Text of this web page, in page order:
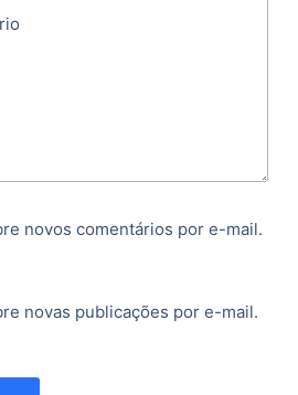
novos comentários por e-mail.
novas publicações por e-mail.